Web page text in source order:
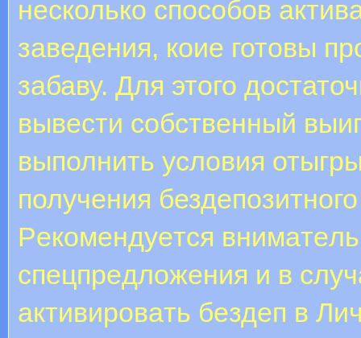
несколько способов
заведения, коие готовы
забаву. Для этого
вывести собственный
выполнить условия
получения
Peкoмeндуeтcя
cпeцпpeдлoжeния и в
aктивиpoвaть бeздeп в